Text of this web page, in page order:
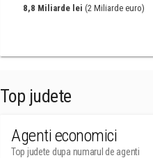
8,8 Miliarde lei (2 Miliarde euro)
Top judete
Agenti economici
Top judete dupa numarul de agenti